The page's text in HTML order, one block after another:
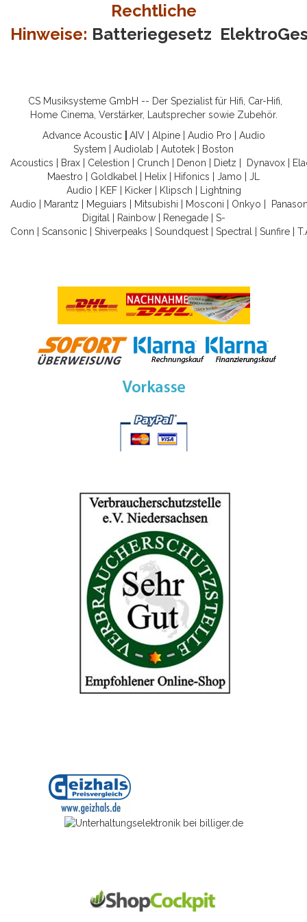
Rechtliche
Hinweise: Batteriegesetz
CS Musiksysteme GmbH -- Der Spezialist für Hifi, Car-Hifi,
Home Cinema, Verstärker, Lautsprecher sowie Zubehör.
Advance Acoustic
AIV| Alpine| Audio Pro
Audio
System
Audiolab Autotek
Boston
Acoustics
Brax Celestion Crunch Denon Dietz Dynavox
Maestro
Goldkabel Helix Hifonics Jamo
JL
Audio
KEF| Kicker| Klipsch
Lightning
Audio
Marantz Meguiars Mitsubishi Mosconi Onkyo
Digital
Rainbow| Renegade| S-
Conn
Scansonic Shiverpeaks Soundquest Spectral Sunfire